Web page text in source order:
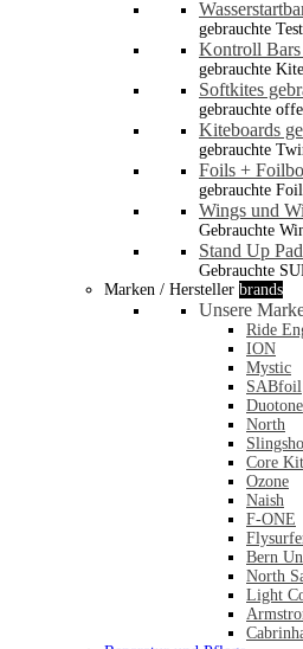
gebrauchte
Kontroll Bars
gebrauchte
Softkites
gebrauchte
Kiteboards
gebrauchte
Foils +
gebrauchte
Wings und
Gebrauchte
Stand Up
Gebrauchte
Marken / Hersteller brands
Unsere
Ride
ION
Mystic
SABfoil
Duotone
North
Core
Ozone
Naish
F-ONE
Bern
North
Light